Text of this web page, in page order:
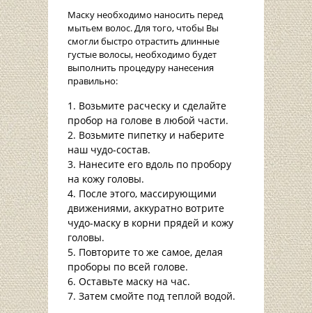
Маску необходимо наносить перед
мытьем волос. Для того, чтобы Вы
смогли быстро отрастить длинные
густые волосы, необходимо будет
выполнить процедуру нанесения
правильно:
Возьмите расческу и сделайте
пробор на голове в любой части.
Возьмите пипетку и наберите
наш чудо-состав.
Нанесите его вдоль по пробору
на кожу головы.
После этого, массирующими
движениями, аккуратно вотрите
чудо-маску в корни прядей и кожу
головы.
Повторите то же самое, делая
проборы по всей голове.
Оставьте маску на час.
Затем смойте под теплой водой.